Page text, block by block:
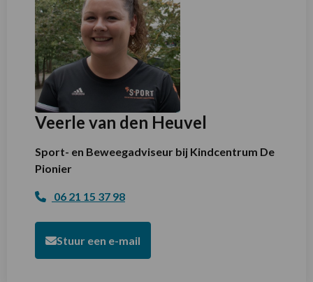
Veerle van den Heuvel
Sport- en Beweegadviseur bij Kindcentrum De
Pionier
06 21 15 37 98
Stuur een e-mail